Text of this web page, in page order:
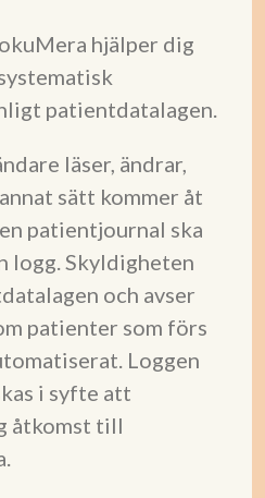
hjälper dig
patientdatalagen.
läser, ändrar,
sätt kommer åt
patientjournal ska
logg. Skyldigheten
och avser
patienter som förs
Loggen
i syfte att
åtkomst till